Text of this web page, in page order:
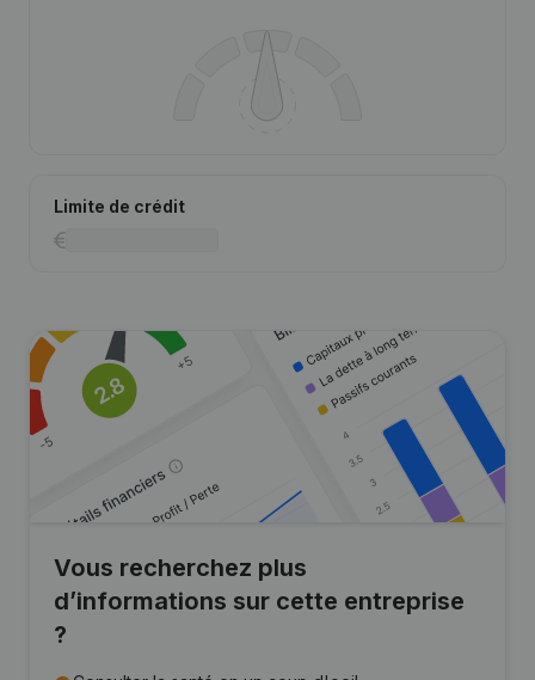
Limite de crédit
Vous recherchez plus
d’informations sur cette entreprise
?